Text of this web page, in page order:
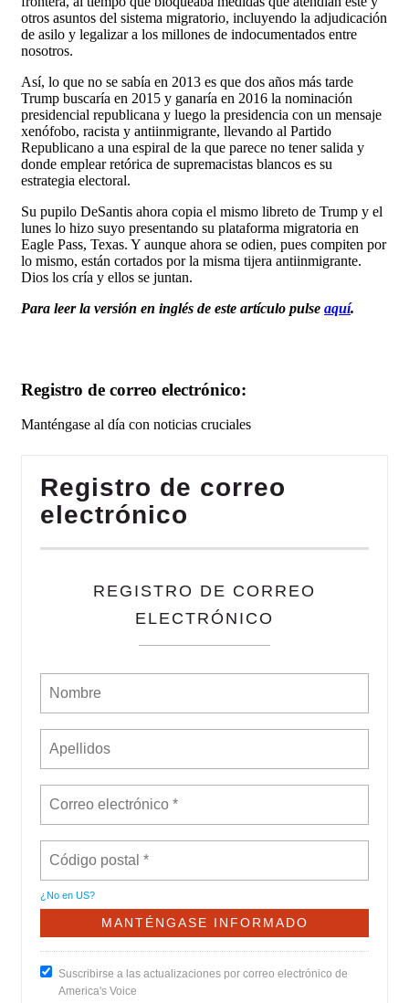
otros asuntos del sistema migratorio, incluyendo la adjudicación
de asilo y legalizar a los millones de indocumentados entre
nosotros.
Así, lo que no se sabía en 2013 es que dos años más tarde
Trump buscaría en 2015 y ganaría en 2016 la nominación
presidencial republicana y luego la presidencia con un mensaje
xenófobo, racista y antiinmigrante, llevando al Partido
Republicano a una espiral de la que parece no tener salida y
donde emplear retórica de supremacistas blancos es su
estrategia electoral.
Su pupilo DeSantis ahora copia el mismo libreto de Trump y el
lunes lo hizo suyo presentando su plataforma migratoria en
Eagle Pass, Texas. Y aunque ahora se odien, pues compiten por
lo mismo, están cortados por la misma tijera antiinmigrante.
Dios los cría y ellos se juntan.
Para leer la versión en inglés de este artículo pulse aquí.
Registro de correo electrónico:
Manténgase al día con noticias cruciales
Registro de correo
electrónico
REGISTRO DE CORREO
ELECTRÓNICO
¿No en US?
Suscribirse a las actualizaciones por correo electrónico de
America's Voice